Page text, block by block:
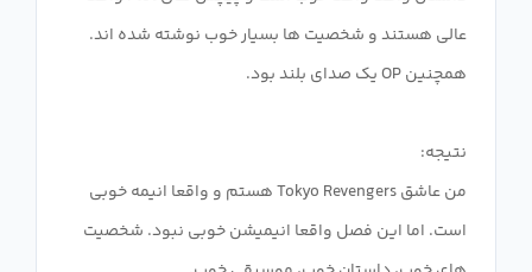
من عاشق Tokyo Revengers هستم و واقعا انیمه خوبی
است. اما این فصل واقعا انیمیشن خوبی نبود. شخصیت